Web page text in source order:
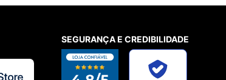
SEGURANÇA E CREDIBILIDADE